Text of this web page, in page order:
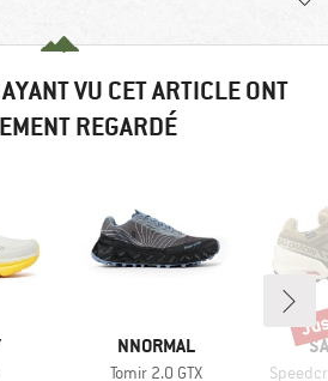
VU CET ARTICLE ONT
REGARDÉ
MARQUE
NNORMAL
Article
Tomir 2.0 GTX
Article